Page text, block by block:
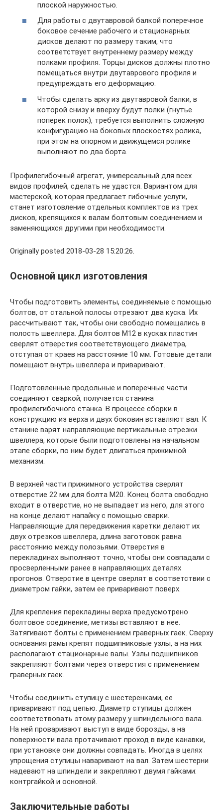
плоской наружностью.
Для работы с двутавровой балкой поперечное
боковое сечение рабочего и стационарных
дисков делают по размеру таким, что
соответствует внутреннему размеру между
полками профиля. Торцы дисков должны плотно
помещаться внутри двутаврового профиля и
предупреждать его деформацию.
Чтобы сделать арку из двутавровой балки, в
которой снизу и вверху будут полки (гнутье
поперек полок), требуется выполнить сложную
конфигурацию на боковых плоскостях ролика,
при этом на опорном и движущемся ролике
выполняют по два борта.
Профилегибочный агрегат, универсальный для всех
видов профилей, сделать не удастся. Вариантом для
мастерской, которая предлагает гибочные услуги,
станет изготовление отдельных комплектов из трех
дисков, крепящихся к валам болтовым соединением и
заменяющихся другими при необходимости.
Originally posted 2018-03-28 15:20:26.
Основной цикл изготовления
Чтобы подготовить элементы, соединяемые с помощью
болтов, от стальной полосы отрезают два куска. Их
рассчитывают так, чтобы они свободно помещались в
полость швеллера. Для болтов М12 в кусках пластин
сверлят отверстия соответствующего диаметра,
отступая от краев на расстояние 10 мм. Готовые детали
помещают внутрь швеллера и приваривают.
Подготовленные продольные и поперечные части
соединяют сваркой, получается станина
профилегибочного станка. В процессе сборки в
конструкцию из верха и двух боковин вставляют вал. К
станине варят направляющие вертикальные отрезки
швеллера, которые были подготовлены на начальном
этапе сборки, по ним будет двигаться прижимной
механизм.
В верхней части прижимного устройства сверлят
отверстие 22 мм для болта М20. Конец болта свободно
входит в отверстие, но не выпадает из него, для этого
на конце делают напайку с помощью сварки.
Направляющие для передвижения каретки делают их
двух отрезков швеллера, длина заготовок равна
расстоянию между полозьями. Отверстия в
перекладинах выполняют точно, чтобы они совпадали с
просверленными ранее в направляющих деталях
прогонов. Отверстие в центре сверлят в соответствии с
диаметром гайки, затем ее приваривают поверх.
Для крепления перекладины верха предусмотрено
болтовое соединение, метизы вставляют в нее.
Затягивают болты с применением граверных гаек. Сверху
основания рамы крепят подшипниковые узлы, а на них
располагают стационарные валы. Узлы подшипников
закрепляют болтами через отверстия с применением
граверных гаек.
Чтобы соединить ступицу с шестеренками, ее
приваривают под цепью. Диаметр ступицы должен
соответствовать этому размеру у шпиндельного вала.
На ней проваривают выступ в виде борозды, а на
поверхности вала протачивают проход в виде канавки,
при установке они должны совпадать. Иногда в целях
упрощения ступицы наваривают на вал. Затем шестерни
надевают на шпиндели и закрепляют двумя гайками:
контргайкой и основной.
Заключительные работы